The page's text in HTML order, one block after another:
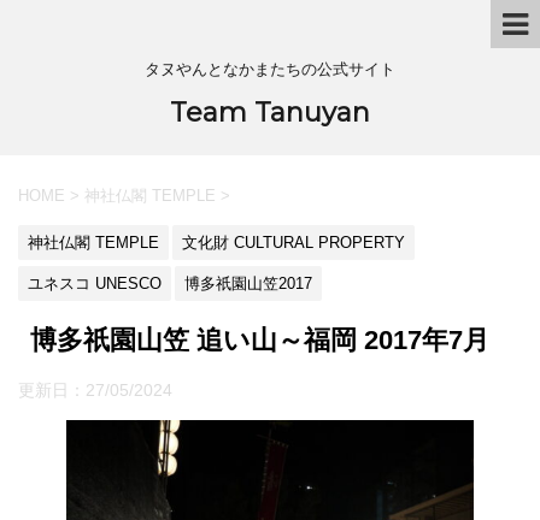
タヌやんとなかまたちの公式サイト
Team Tanuyan
HOME > 神社仏閣 TEMPLE >
神社仏閣 TEMPLE 文化財 CULTURAL PROPERTY
ユネスコ UNESCO 博多祇園山笠2017
博多祇園山笠 追い山～福岡 2017年7月
更新日： 27/05/2024